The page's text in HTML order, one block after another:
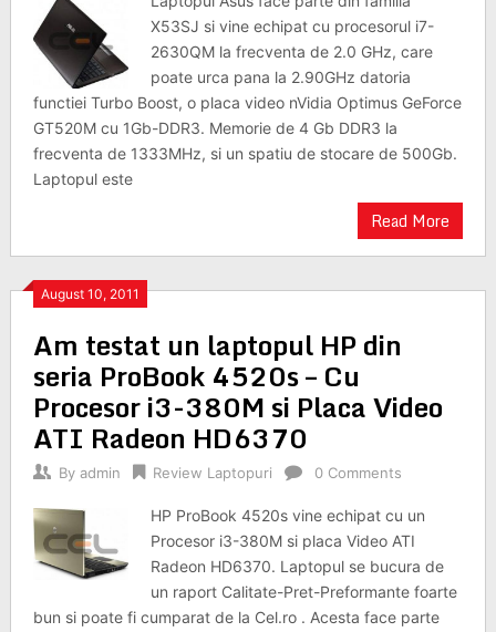
X53SJ si vine echipat cu procesorul i7-
2630QM la frecventa de 2.0 GHz, care
poate urca pana la 2.90GHz datoria
functiei Turbo Boost, o placa video nVidia Optimus GeForce
GT520M cu 1Gb-DDR3. Memorie de 4 Gb DDR3 la
frecventa de 1333MHz, si un spatiu de stocare de 500Gb.
Laptopul este
Read More
August 10, 2011
Am testat un laptopul HP din
seria ProBook 4520s – Cu
Procesor i3-380M si Placa Video
ATI Radeon HD6370
By admin Review Laptopuri 0 Comments
HP ProBook 4520s vine echipat cu un
Procesor i3-380M si placa Video ATI
Radeon HD6370. Laptopul se bucura de
un raport Calitate-Pret-Preformante foarte
bun si poate fi cumparat de la Cel.ro . Acesta face parte